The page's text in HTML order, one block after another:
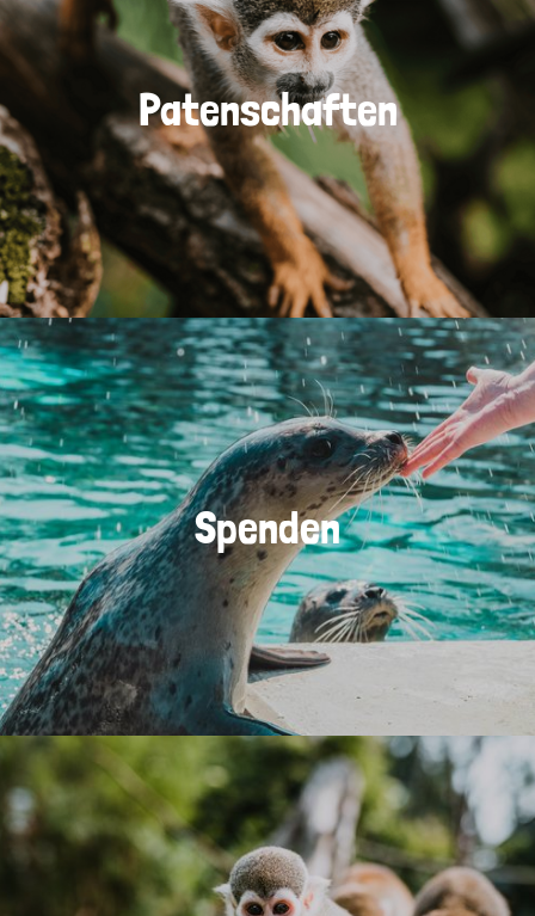
Patenschaften
Spenden